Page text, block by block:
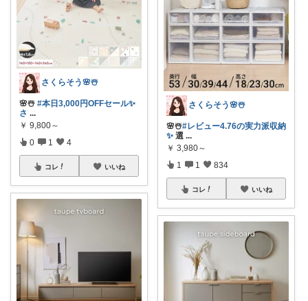
さくらそう‪🌸☃️
🌸☃️ #本日3,000円OFFセール✨
さ ...
￥ 9,800～
0 1 4
コレ いいね
さくらそう‪🌸☃️
🌸☃️#レビュー4.76の実力派収納
✨ 選 ...
￥ 3,980～
1 1 834
コレ いいね